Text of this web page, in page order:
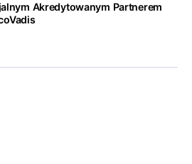
Akredytowanym Partnerem